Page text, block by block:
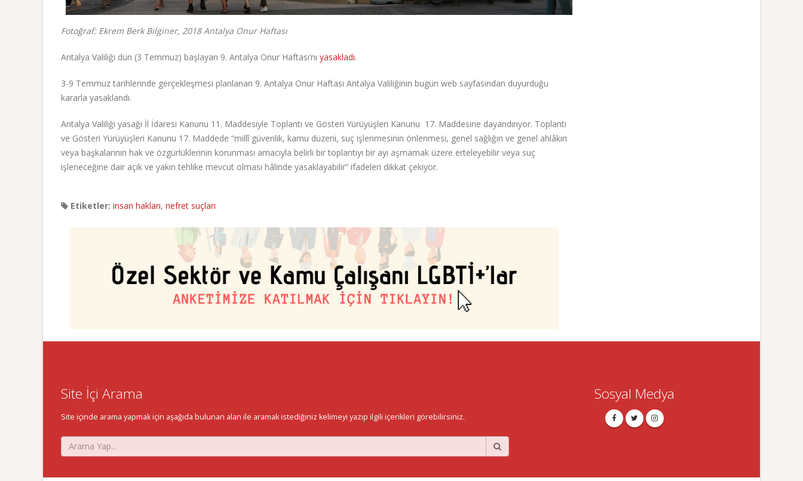
Fotoğraf: Ekrem Berk Bilginer, 2018 Antalya Onur Haftası
Antalya Valiliği dün (3 Temmuz) başlayan 9. Antalya Onur Haftası’nı yasakladı.
3-9 Temmuz tarihlerinde gerçekleşmesi planlanan 9. Antalya Onur Haftası Antalya Valiliğinin bugün web sayfasından duyurduğu
kararla yasaklandı.
Antalya Valiliği yasağı İl İdaresi Kanunu 11. Maddesiyle Toplantı ve Gösteri Yürüyüşleri Kanunu 17. Maddesine dayandırıyor. Toplantı
ve Gösteri Yürüyüşleri Kanunu 17. Maddede “millî güvenlik, kamu düzeni, suç işlenmesinin önlenmesi, genel sağlığın ve genel ahlâkın
veya başkalarının hak ve özgürlüklerinin korunması amacıyla belirli bir toplantıyı bir ayı aşmamak üzere erteleyebilir veya suç
işleneceğine dair açık ve yakın tehlike mevcut olması hâlinde yasaklayabilir” ifadeleri dikkat çekiyor.
Etiketler: insan hakları, nefret suçları
Site İçi Arama
Site içinde arama yapmak için aşağıda bulunan alan ile aramak istediğiniz kelimeyi yazıp ilgili içerikleri görebilirsiniz.
Sosyal Medya